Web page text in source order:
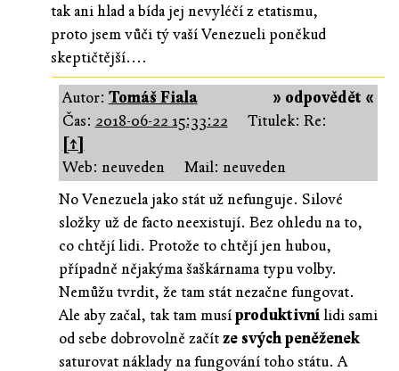
tak ani hlad a bída jej nevyléčí z etatismu,
proto jsem vůči tý vaší Venezueli poněkud
skeptičtější....
» odpovědět «
Autor: Tomáš Fiala
Čas: 2018-06-22 15:33:22
Titulek: Re:
[↑]
Web: neuveden
Mail: neuveden
No Venezuela jako stát už nefunguje. Silové
složky už de facto neexistují. Bez ohledu na to,
co chtějí lidi. Protože to chtějí jen hubou,
případně nějakýma šaškárnama typu volby.
Nemůžu tvrdit, že tam stát nezačne fungovat.
Ale aby začal, tak tam musíproduktivnílidi sami
od sebe dobrovolně začítze svých peněženek
saturovat náklady na fungování toho státu. A